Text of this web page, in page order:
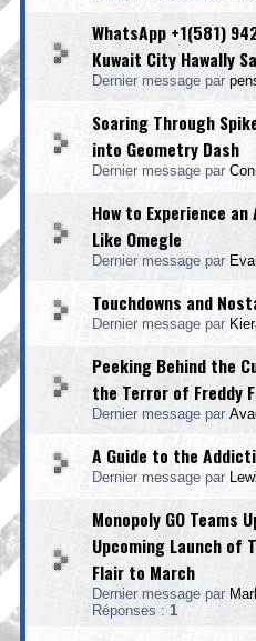
WhatsApp +1(581)
Kuwait City Hawally
Dernier message par
Soaring Through
into Geometry Dash
Dernier message par
How to Experience
Like Omegle
Dernier message par
Touchdowns and
Dernier message par
Peeking Behind the
the Terror of Freddy
Dernier message par
A Guide to the
Dernier message par
Monopoly GO Teams
Upcoming Launch of
Flair to March
Dernier message par
Réponses : 1